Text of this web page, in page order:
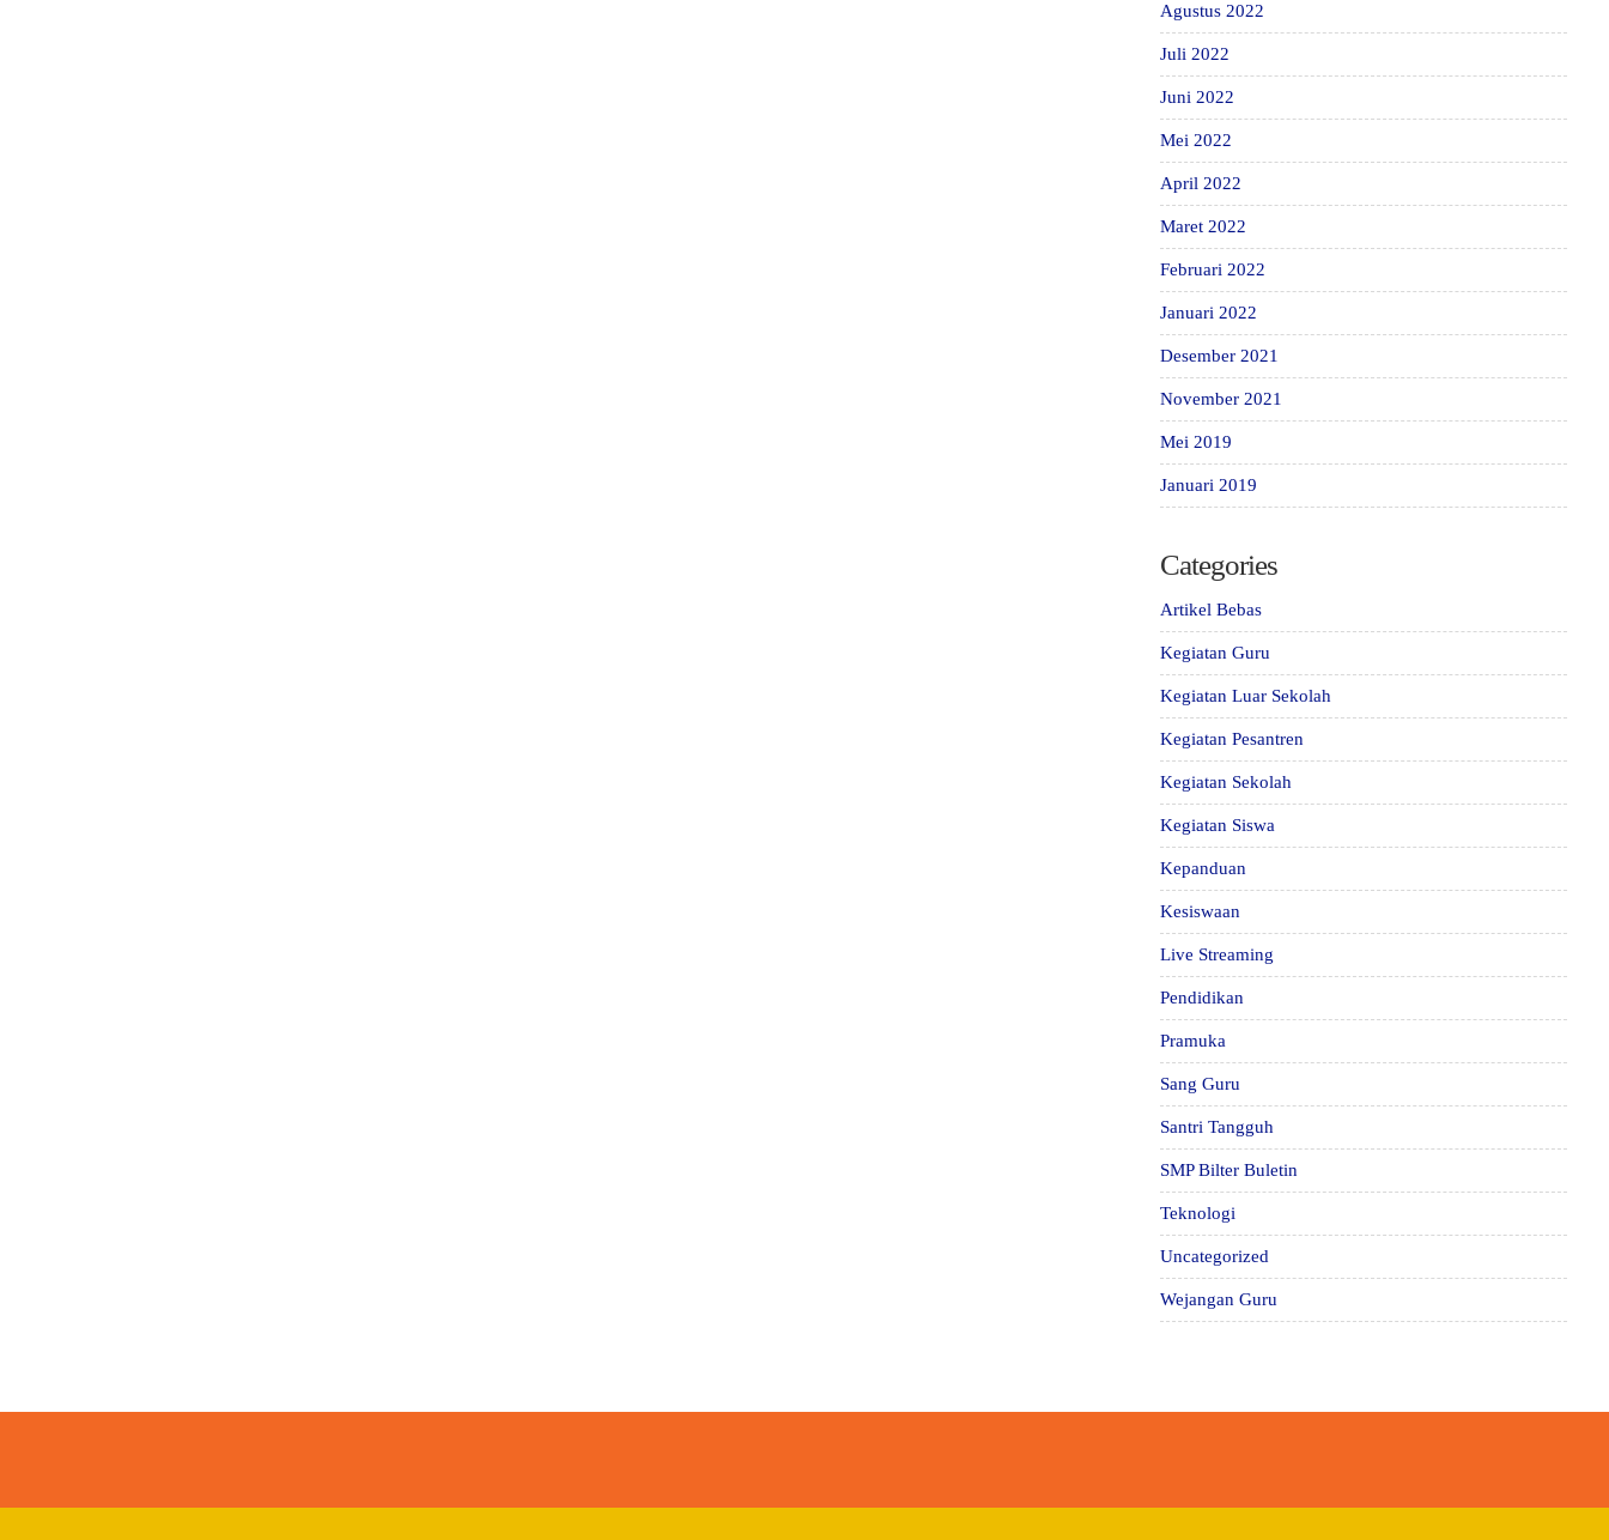
Agustus 2022
Juli 2022
Juni 2022
Mei 2022
April 2022
Maret 2022
Februari 2022
Januari 2022
Desember 2021
November 2021
Mei 2019
Januari 2019
Categories
Artikel Bebas
Kegiatan Guru
Kegiatan Luar Sekolah
Kegiatan Pesantren
Kegiatan Sekolah
Kegiatan Siswa
Kepanduan
Kesiswaan
Live Streaming
Pendidikan
Pramuka
Sang Guru
Santri Tangguh
SMP Bilter Buletin
Teknologi
Uncategorized
Wejangan Guru